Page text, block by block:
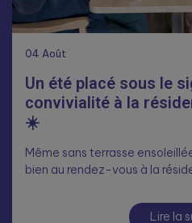
04 Août
Un été placé sous le
convivialité à la
☀️
Même sans terrasse
bien au rendez-vous à la
Lire la